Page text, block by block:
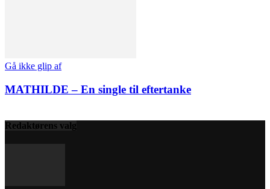
Gå ikke glip af
MATHILDE – En single til eftertanke
Redaktørens valg